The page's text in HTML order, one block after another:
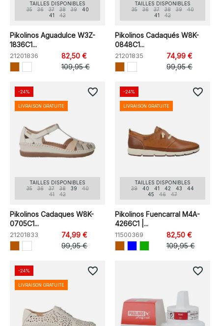
TAILLES DISPONIBLES
35
36 37 38 39
40
41
42
Pikolinos Aguadulce W3Z-
1836C1...
21201836
82,50 €
109,95 €
TAILLES DISPONIBLES
35
36 37 38 39
40
41
42
Pikolinos Cadaqués W8K-
0848C1...
21201835
74,99 €
99,95 €
TAILLES DISPONIBLES
35
36 37 38 39
40
41
42
Pikolinos Cadaques W8K-
0705C1...
21201833
74,99 €
99,95 €
-24%
LIVRAISON GRATUITE
favorite_border
TAILLES DISPONIBLES
39
40 41 42 43
44
45
46 47
Pikolinos Fuencarral M4A-
4266C1 |...
11500369
82,50 €
109,95 €
-24%
LIVRAISON GRATUITE
favorite_border
-24%
LIVRAISON GRATUITE
favorite_border favorite_border